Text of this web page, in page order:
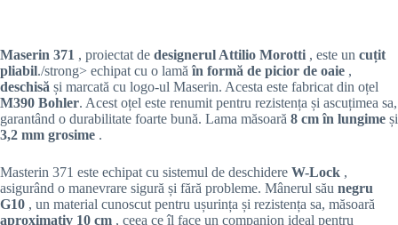
Maserin 371 , proiectat de designerul Attilio Morotti , este un cuțit
pliabil./strong> echipat cu o lamăîn formă de picior de oaie ,
deschisă și marcată cu logo-ul Maserin. Acesta este fabricat din oțel
M390 Bohler. Acest oțel este renumit pentru rezistența și ascuțimea sa,
garantând o durabilitate foarte bună. Lama măsoară 8 cm în lungime și
3,2 mm grosime .
Masterin 371 este echipat cu sistemul de deschidere W-Lock ,
asigurând o manevrare sigură și fără probleme. Mânerul său negru
G10 , un material cunoscut pentru ușurința și rezistența sa, măsoară
aproximativ 10 cm , ceea ce îl face un companion ideal pentru